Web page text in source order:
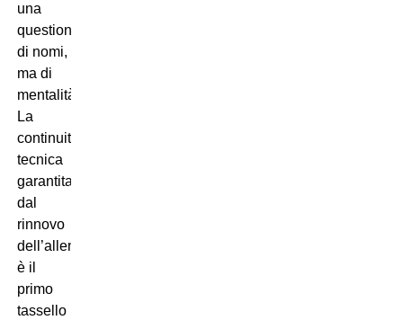
una
questione
di nomi,
ma di
mentalità.
La
continuità
tecnica
garantita
dal
rinnovo
dell’allenatore
è il
primo
tassello